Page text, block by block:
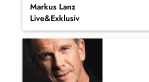
Markus Lanz
Live&Exklusiv